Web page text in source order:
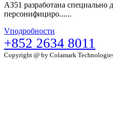
A351 разработана специально
персонифициро......
Vподробности
+852 2634 8011
Copyright @ by Colamark